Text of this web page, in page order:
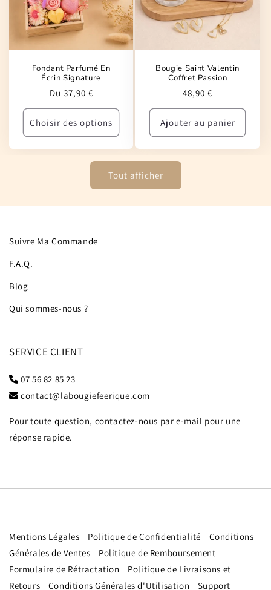
Fondant Parfumé En
Écrin Signature
Prix
habituel
Du 37,90 €
Choisir des options
Bougie Saint Valentin
Coffret Passion
Prix
habituel
48,90 €
Ajouter au panier
Tout afficher
Suivre Ma Commande
F.A.Q.
Blog
Qui sommes-nous ?
SERVICE CLIENT
07 56 82 85 23
contact@labougiefeerique.com
Pour toute question, contactez-nous par e-mail pour une
réponse rapide.
Mentions Légales Politique de Confidentialité
Conditions
Générales de Ventes
Politique de Remboursement
Formulaire de Rétractation
Politique de Livraisons et
Retours
Conditions Générales d'Utilisation Support